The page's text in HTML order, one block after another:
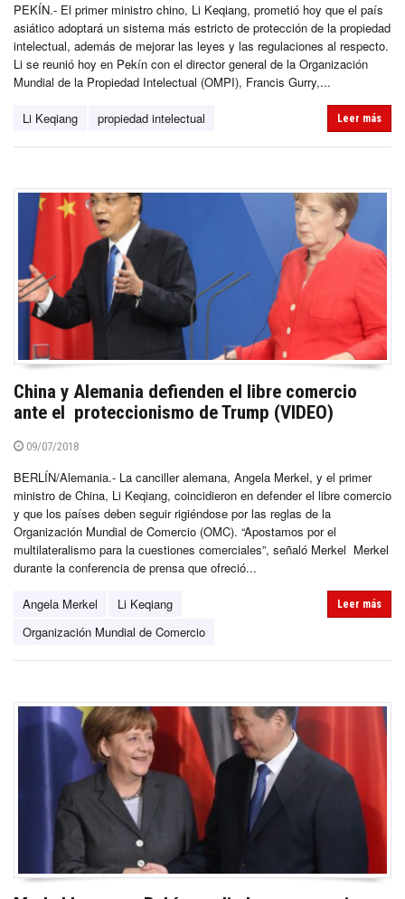
PEKÍN.- El primer ministro chino, Li Keqiang, prometió hoy que el país
asiático adoptará un sistema más estricto de protección de la propiedad
intelectual, además de mejorar las leyes y las regulaciones al respecto.
Li se reunió hoy en Pekín con el director general de la Organización
Mundial de la Propiedad Intelectual (OMPI), Francis Gurry,...
Li Keqiang propiedad intelectual Leer más
China y Alemania defienden el libre comercio
ante el proteccionismo de Trump (VIDEO)
09/07/2018
BERLÍN/Alemania.- La canciller alemana, Angela Merkel, y el primer
ministro de China, Li Keqiang, coincidieron en defender el libre comercio
y que los países deben seguir rigiéndose por las reglas de la
Organización Mundial de Comercio (OMC). “Apostamos por el
multilateralismo para la cuestiones comerciales”, señaló Merkel Merkel
durante la conferencia de prensa que ofreció...
Angela Merkel
Li Keqiang
Organización Mundial de Comercio
Leer más